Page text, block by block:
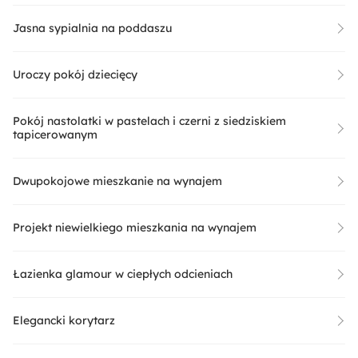
Jasna sypialnia na poddaszu
Uroczy pokój dziecięcy
Pokój nastolatki w pastelach i czerni z siedziskiem
tapicerowanym
Dwupokojowe mieszkanie na wynajem
Projekt niewielkiego mieszkania na wynajem
Łazienka glamour w ciepłych odcieniach
Elegancki korytarz